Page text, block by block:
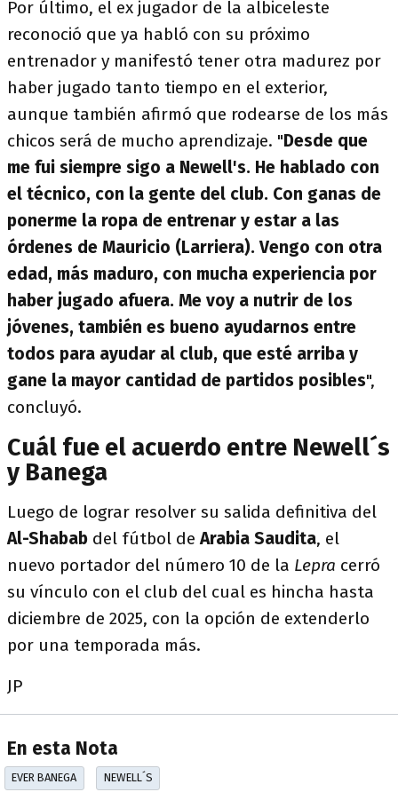
Por último, el ex jugador de la albiceleste
reconoció que ya habló con su próximo
entrenador y manifestó tener otra madurez por
haber jugado tanto tiempo en el exterior,
aunque también afirmó que rodearse de los más
chicos será de mucho aprendizaje. "Desde que
me fui siempre sigo a Newell's. He hablado con
el técnico, con la gente del club. Con ganas de
ponerme la ropa de entrenar y estar a las
órdenes de Mauricio (Larriera). Vengo con otra
edad, más maduro, con mucha experiencia por
haber jugado afuera. Me voy a nutrir de los
jóvenes, también es bueno ayudarnos entre
todos para ayudar al club, que esté arriba y
gane la mayor cantidad de partidos posibles",
concluyó.
Cuál fue el acuerdo entre Newell´s
y Banega
Luego de lograr resolver su salida definitiva del
Al-Shabab del fútbol deArabia Saudita, el
nuevo portador del número 10 de la Lepra cerró
su vínculo con el club del cual es hincha hasta
diciembre de 2025, con la opción de extenderlo
por una temporada más.
JP
En esta Nota
EVER BANEGA NEWELL´S